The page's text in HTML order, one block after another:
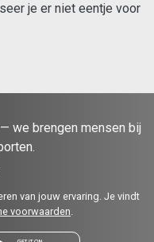
je er niet eentje voor
we brengen mensen bij
van jouw ervaring. Je vindt
voorwaarden.